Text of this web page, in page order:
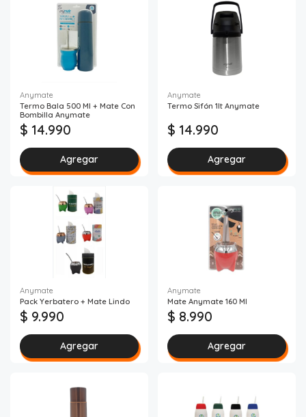
Anymate
Termo Bala 500 Ml + Mate Con
Bombilla Anymate
$ 14.990
Agregar
Anymate
Termo Sifón 1lt Anymate
$ 14.990
Agregar
Anymate
Pack Yerbatero + Mate Lindo
$ 9.990
Agregar
Anymate
Mate Anymate 160 Ml
$ 8.990
Agregar